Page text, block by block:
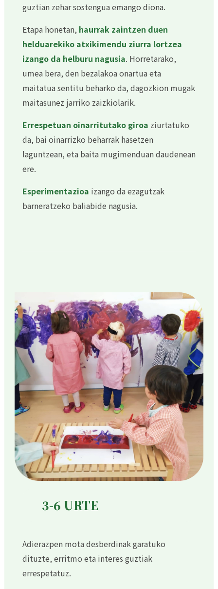
guztian zehar sostengua emango diona.
Etapa honetan, haurrak zaintzen duen
helduarekiko atxikimendu ziurra lortzea
izango da helburu nagusia. Horretarako,
umea bera, den bezalakoa onartua eta
maitatua sentitu beharko da, dagozkion mugak
maitasunez jarriko zaizkiolarik.
Errespetuan oinarritutako giroa ziurtatuko
da, bai oinarrizko beharrak hasetzen
laguntzean, eta baita mugimenduan daudenean
ere.
Esperimentazioa izango da ezagutzak
barneratzeko baliabide nagusia.
3-6 URTE
Adierazpen mota desberdinak garatuko
dituzte, erritmo eta interes guztiak
errespetatuz.